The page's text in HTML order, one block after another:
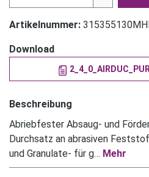
Artikelnummer:
Download
Beschreibung
Abriebfester Absaug- und
Durchsatz an abrasiven
und Granulate- für g… Mehr